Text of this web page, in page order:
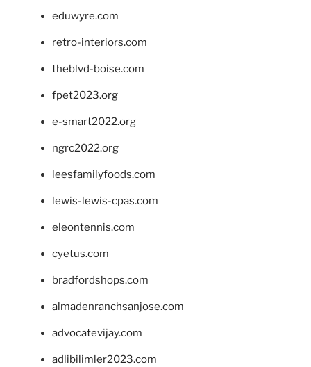
eduwyre.com
retro-interiors.com
theblvd-boise.com
fpet2023.org
e-smart2022.org
ngrc2022.org
leesfamilyfoods.com
lewis-lewis-cpas.com
eleontennis.com
cyetus.com
bradfordshops.com
almadenranchsanjose.com
advocatevijay.com
adlibilimler2023.com